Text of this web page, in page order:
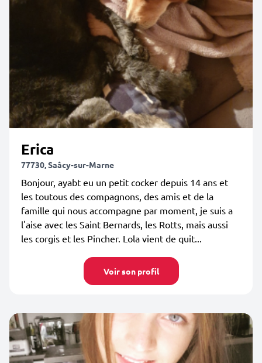
Erica
77730, Saâcy-sur-Marne
Bonjour, ayabt eu un petit cocker depuis 14 ans et
les toutous des compagnons, des amis et de la
famille qui nous accompagne par moment, je suis a
l'aise avec les Saint Bernards, les Rotts, mais aussi
les corgis et les Pincher. Lola vient de quit...
Voir son profil